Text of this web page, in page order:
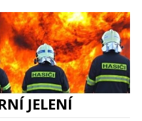
JELENÍ